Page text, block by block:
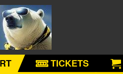
TICKETS